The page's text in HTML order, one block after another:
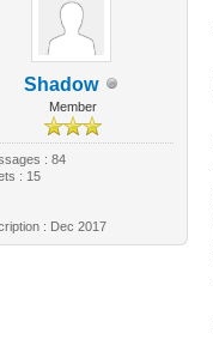
Shadow
Member
: 84
: 15
: Dec 2017